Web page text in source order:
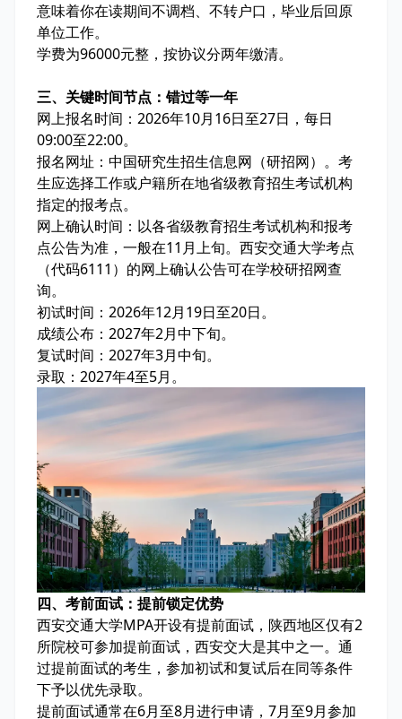
意味着你在读期间不调档、不转户口，毕业后回原
单位工作。
学费为96000元整，按协议分两年缴清。
三、关键时间节点：错过等一年
网上报名时间：2026年10月16日至27日，每日
09:00至22:00。
报名网址：中国研究生招生信息网（研招网）。考
生应选择工作或户籍所在地省级教育招生考试机构
指定的报考点。
网上确认时间：以各省级教育招生考试机构和报考
点公告为准，一般在11月上旬。西安交通大学考点
（代码6111）的网上确认公告可在学校研招网查
询。
初试时间：2026年12月19日至20日。
成绩公布：2027年2月中下旬。
复试时间：2027年3月中旬。
录取：2027年4至5月。
四、考前面试：提前锁定优势
西安交通大学MPA开设有提前面试，陕西地区仅有2
所院校可参加提前面试，西安交大是其中之一。通
过提前面试的考生，参加初试和复试后在同等条件
下予以优先录取。
提前面试通常在6月至8月进行申请，7月至9月参加